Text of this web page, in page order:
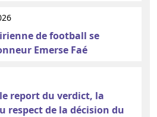
de football se
Emerse Faé
le report du verdict, la
respect de la décision du